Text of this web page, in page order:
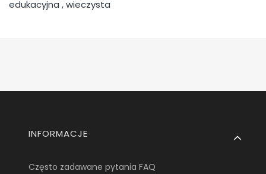
edukacyjna , wieczysta
Linki w stopce
INFORMACJE
Często zadawane pytania FAQ